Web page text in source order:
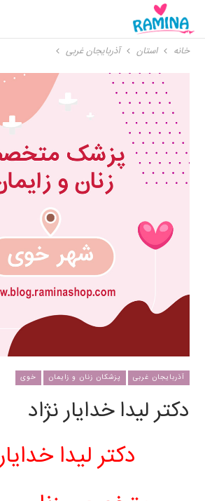
خانه استان آذربایجان غربی
آذربایجان غربی پزشکان زنان و زایمان خوی
دکتر لیدا خدایار نژاد
دکتر لیدا